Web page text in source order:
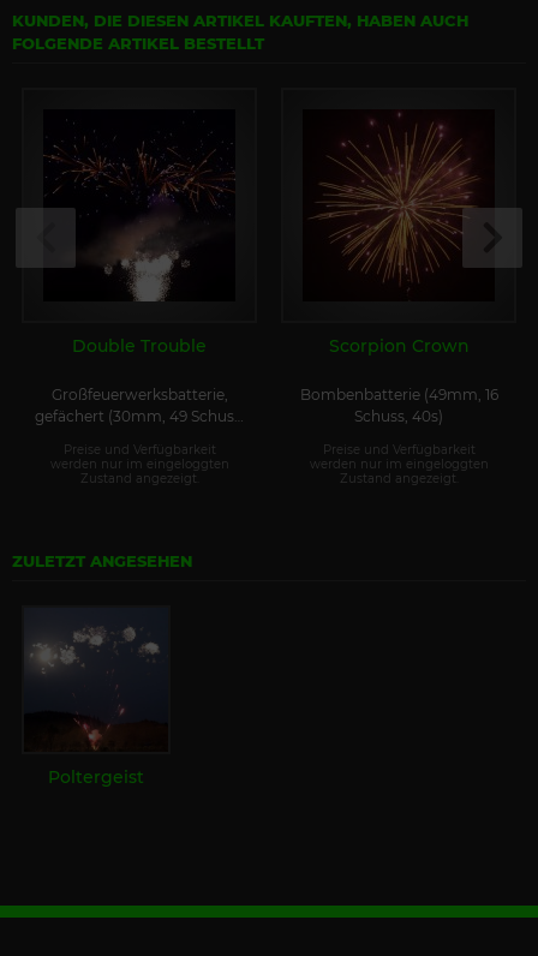
KUNDEN, DIE DIESEN ARTIKEL KAUFTEN, HABEN AUCH
FOLGENDE ARTIKEL BESTELLT
Double Trouble
Großfeuerwerksbatterie,
gefächert (30mm, 49 Schuss,
Preise und Verfügbarkeit
werden nur im eingeloggten
Zustand angezeigt.
Scorpion Crown
Bombenbatterie (49mm, 16
Schuss, 40s)
Preise und Verfügbarkeit
werden nur im eingeloggten
Zustand angezeigt.
ZULETZT ANGESEHEN
Poltergeist